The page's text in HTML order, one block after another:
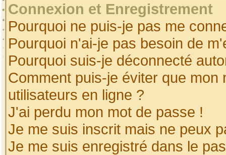
Connexion et Enregistrement
Pourquoi ne puis-je pas me
Pourquoi n'ai-je pas besoin de
Pourquoi suis-je déconnecté
Comment puis-je éviter que
utilisateurs en ligne ?
J'ai perdu mon mot de passe !
Je me suis inscrit mais ne peux
Je me suis enregistré dans le